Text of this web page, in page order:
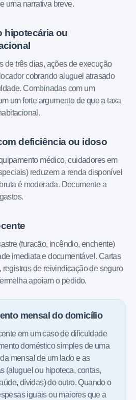
uma narrativa breve.
hipotecária ou
de três dias, ações de execução
cobrando aluguel atrasado
Combinadas com um
um forte argumento de que a taxa
deficiência ou idoso
médico, cuidadores em
reduzem a renda disponível
é moderada. Documente a
(furacão, incêndio, enchente)
imediata e documentável. Cartas
de reivindicação de seguro
apoiam o pedido.
mensal do domicílio
em um caso de dificuldade
doméstico simples de uma
mensal de um lado e as
(aluguel ou hipoteca, contas,
dívidas) do outro. Quando o
iguais ou maiores que a